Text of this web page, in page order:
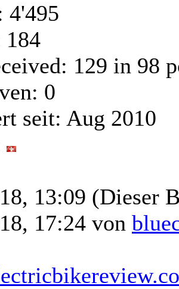
4'495
184
129 in 98
0
seit: Aug 2010
13:09 (Dieser
17:24 von